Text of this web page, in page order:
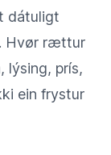
dátuligt
Hvør rættur
lýsing, prís,
ein frystur